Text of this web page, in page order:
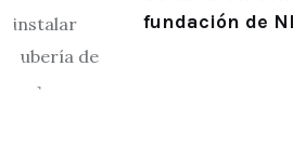
fundación de